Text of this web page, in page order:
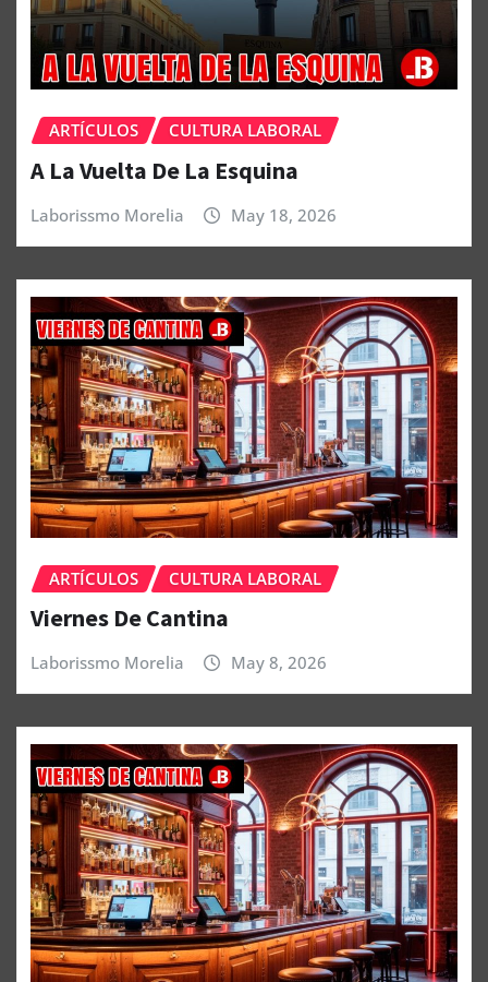
ARTÍCULOS CULTURA LABORAL
A La Vuelta De La Esquina
Laborissmo Morelia May 18, 2026
ARTÍCULOS CULTURA LABORAL
Viernes De Cantina
Laborissmo Morelia May 8, 2026